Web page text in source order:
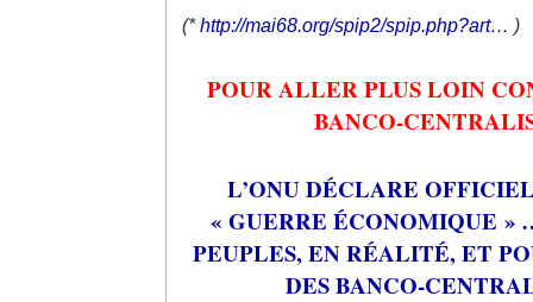
(*http://mai68.org/spip2/spip.php?art… )
POUR ALLER PLUS LOIN
BANCO-
L’ONU DÉCLARE
« GUERRE ÉCONOMIQUE »
PEUPLES, EN RÉALITÉ, ET
DES BANCO-